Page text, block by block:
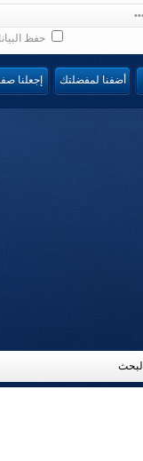
حفظ
أضفنا لمفضلتك إجعلنا
البحث